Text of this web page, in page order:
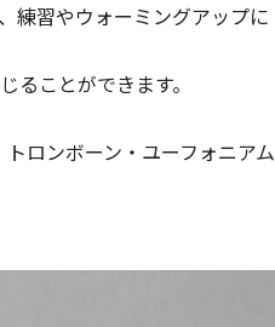
練習やウォーミングアップに
ことができます。
ロンボーン・ユーフォニアム